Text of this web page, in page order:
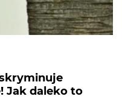
Jak daleko to